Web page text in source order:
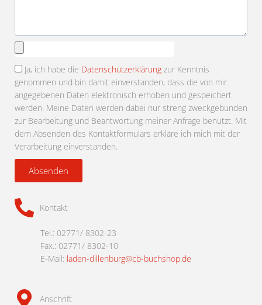
Ja, ich habe die Datenschutzerklärung zur Kenntnis
genommen und bin damit einverstanden, dass die von mir
angegebenen Daten elektronisch erhoben und gespeichert
werden. Meine Daten werden dabei nur streng zweckgebunden
zur Bearbeitung und Beantwortung meiner Anfrage benutzt. Mit
dem Absenden des Kontaktformulars erkläre ich mich mit der
Verarbeitung einverstanden.
Absenden
Kontakt
Tel.: 02771/ 8302-23
Fax.: 02771/ 8302-10
E-Mail: laden-dillenburg@cb-buchshop.de
Anschrift